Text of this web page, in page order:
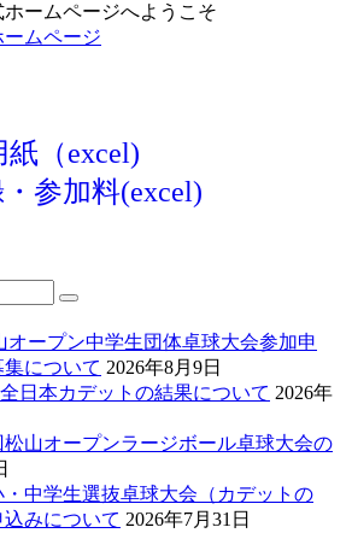
ームページへようこそ
ムページ
（excel)
参加料(excel)
オープン中学生団体卓球大会参加申
について 2026年8月9日
日本カデットの結果について 2026年
松山オープンラージボール卓球大会の
・中学生選抜卓球大会（カデットの
みについて 2026年7月31日